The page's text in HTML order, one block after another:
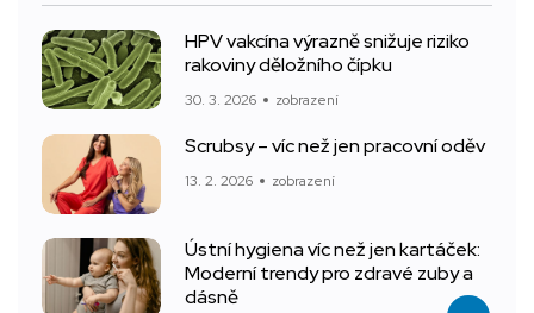
HPV vakcína výrazně snižuje riziko
rakoviny děložního čípku
30. 3. 2026 zobrazení
Scrubsy – víc než jen pracovní oděv
13. 2. 2026 zobrazení
Ústní hygiena víc než jen kartáček:
Moderní trendy pro zdravé zuby a
dásně